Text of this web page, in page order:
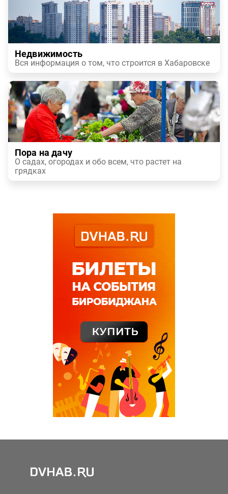
Недвижимость
Вся информация о том, что строится в Хабаровске
Пора на дачу
О садах, огородах и обо всем, что растет на
грядках